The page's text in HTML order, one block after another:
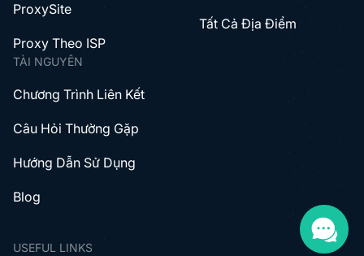
ProxySite
Proxy Theo ISP
Tất Cả Địa Điểm
TÀI NGUYÊN
Chương Trình Liên Kết
Câu Hỏi Thường Gặp
Hướng Dẫn Sử Dụng
Blog
USEFUL LINKS